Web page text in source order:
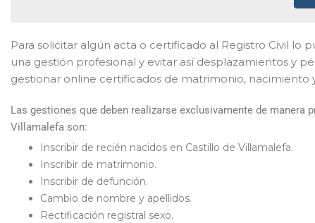
Para solicitar algún acta o certificado al Registro Civil lo
una gestión profesional y evitar así desplazamientos y
gestionar online certificados de matrimonio, nacimiento
Las gestiones que deben realizarse exclusivamente de manera
Villamalefa son:
Inscribir de recién nacidos en Castillo de Villamalefa.
Inscribir de matrimonio.
Inscribir de defunción.
Cambio de nombre y apellidos.
Rectificación registral sexo.